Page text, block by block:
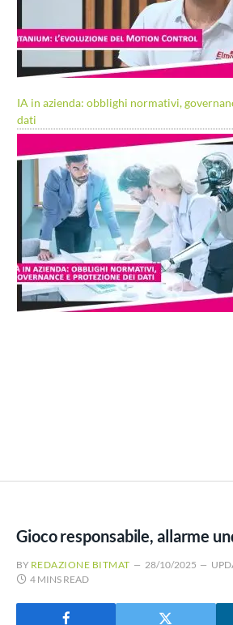
IA in azienda: obblighi normativi,
dati
Gioco responsabile, allarme
BY REDAZIONE BITMAT 28/10/2025
4 MINS READ